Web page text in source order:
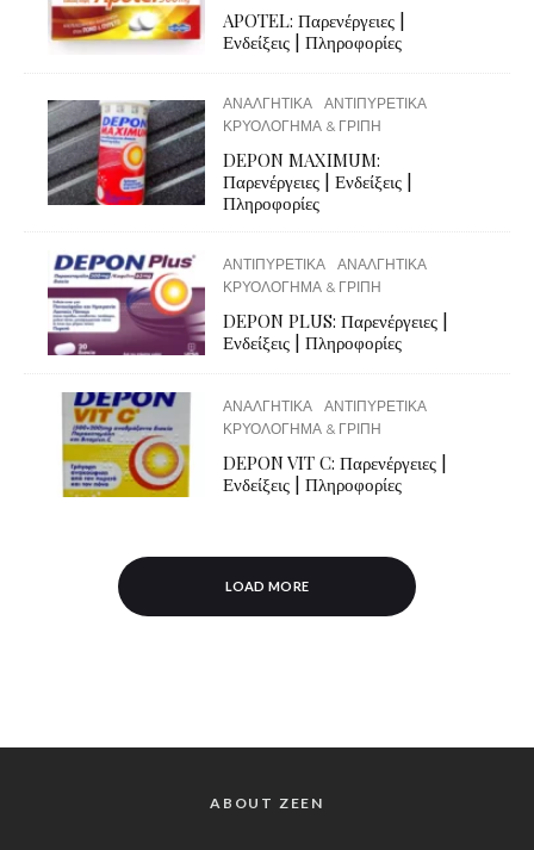
APOTEL: Παρενέργειες |
Ενδείξεις | Πληροφορίες
ΑΝΑΛΓΗΤΙΚΑ
ΑΝΤΙΠΥΡΕΤΙΚΑ
ΚΡΥΟΛΟΓΗΜΑ & ΓΡΙΠΗ
DEPON MAXIMUM:
Παρενέργειες | Ενδείξεις |
Πληροφορίες
ΑΝΤΙΠΥΡΕΤΙΚΑ
ΑΝΑΛΓΗΤΙΚΑ
ΚΡΥΟΛΟΓΗΜΑ & ΓΡΙΠΗ
DEPON PLUS: Παρενέργειες |
Ενδείξεις | Πληροφορίες
ΑΝΑΛΓΗΤΙΚΑ
ΑΝΤΙΠΥΡΕΤΙΚΑ
ΚΡΥΟΛΟΓΗΜΑ & ΓΡΙΠΗ
DEPON VIT C: Παρενέργειες |
Ενδείξεις | Πληροφορίες
LOAD MORE
ABOUT ZEEN